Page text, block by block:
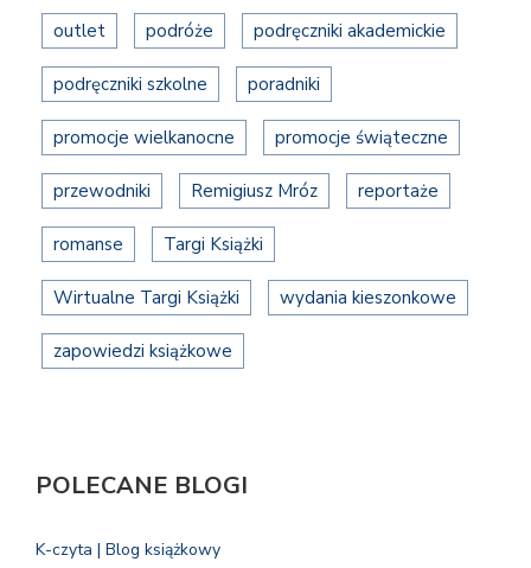
outlet podróże podręczniki akademickie
podręczniki szkolne poradniki
promocje wielkanocne promocje świąteczne
przewodniki Remigiusz Mróz reportaże
romanse Targi Książki
Wirtualne Targi Książki wydania kieszonkowe
zapowiedzi książkowe
POLECANE BLOGI
K-czyta | Blog książkowy